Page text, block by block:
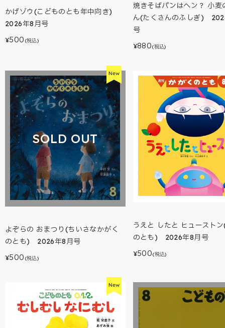
かげゾウ(こどものとも年中向き)
2026年8月号
¥500 (税込)
焼きそばパンはヘン？ 小麦
ん(たくさんのふしぎ)
号
¥880(税込)
SOLD OUT
よぞらの おまつり(ちいさなかがく
のとも) 2026年8月号
¥500 (税込)
うえと したと ヒュースト
のとも) 2026年8月号
¥500(税込)